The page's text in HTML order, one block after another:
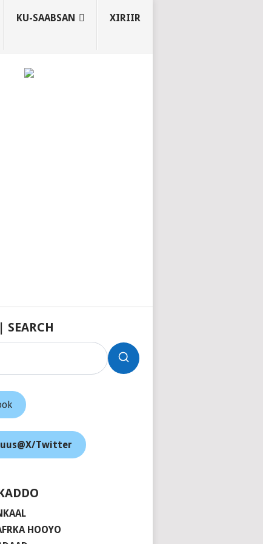
KU-SAABSAN XIRIIR
SEARCH
Twitter
HOOYO